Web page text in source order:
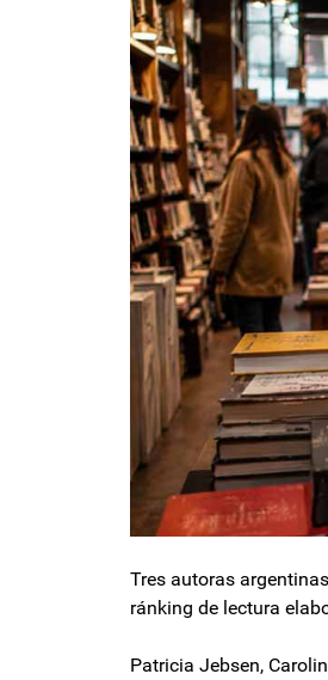
Tres autoras
ránking de lectura
Patricia Jebsen,